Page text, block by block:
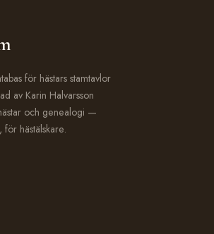
för hästars stamtavlor
av Karin Halvarsson
och genealogi —
för hästälskare.